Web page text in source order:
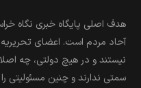
هدف اصلی پایگاه خبری نگاه
آحاد مردم است. اعضای
نیستند و در هیچ دولتی، چه
سمتی ندارند و چنین مسئولیتی